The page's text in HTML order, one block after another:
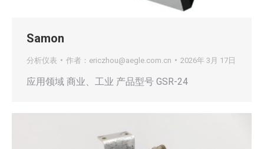
Samon
分析仪表 作者： ericzhou@aegle.com.cn 2026年 3月 17日
应用领域 商业、工业 产品型号 GSR-24